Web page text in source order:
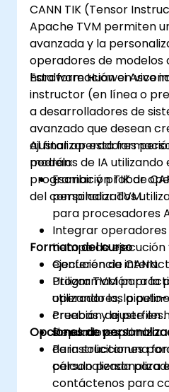
bibliotecas para
del dispositivo,
del dispositivo,
y el dispositivo,
sincronizar hilos.
Utilizar los
memoria, como
privado, para
de datos y el
Utilizar los
ejecución, como
grupos de trabajo,
cuadrículas, para
paralelismo.
Depurar y probar
utilizando
CUDA-GDB, CUDA-
Nsight.
Optimizar
técnicas como la
almacenamiento en
la instrumentación
CANN TIK (Tensor
Apache TVM permiten
avanzada y la
operadores de modelos
hardware Huawei
Esta formación en vivo
instructor (en línea o
a desarrolladores de
avanzado que desean
ajustar operadores
modelos de IA utilizando
programación TIK de
del compilador TVM.
Al finalizar esta
podrán:
Escribir y probar
personalizados
para procesadores
Integrar
tiempo de
ejecución de CANN.
Utilizar TVM para la
operadores, la
creación de perfiles.
Depurar y optimizar
de instrucciones
cálculo
Formato del curso
Conferencia
Programación
utilizando los
Pruebas y ajuste en
simuladores.
Opciones de
Para solicitar una
personalizada para
contáctenos para